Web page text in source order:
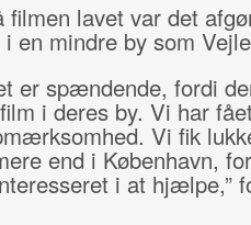
filmen lavet var det
en mindre by som
er spændende, fordi
i deres by. Vi har
Vi fik
end i København,
i at hjælpe,”